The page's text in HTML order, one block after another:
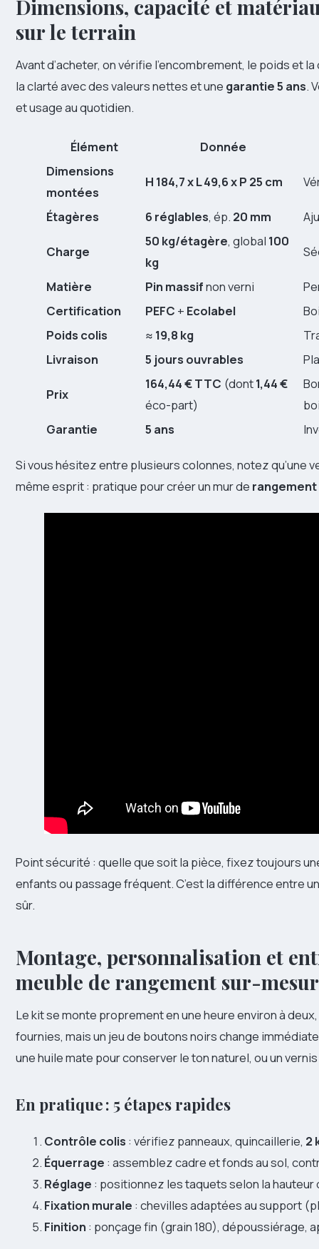
Dimensions, capacité et
sur le terrain
Avant d’acheter, on vérifie l’encombrement, le poids et
la clarté avec des valeurs nettes et une garantie 5 ans.
et usage au quotidien.
Élément
Donnée
Dimensions
montées
H 184,7 x L 49,6 x P 25 cm
Étagères 6 réglables, ép. 20 mm
Charge
50 kg/étagère, global 100
kg
Matière Pin massifnon verni
Certification
PEFC + Ecolabel
Poids colis
≈ 19,8 kg
Livraison
5 jours ouvrables
Prix
164,44 € TTC (dont1,44 €
éco-part)
Garantie
5 ans
Si vous hésitez entre plusieurs colonnes, notez qu’une
même esprit : pratique pour créer un mur de rangement
Point sécurité : quelle que soit la pièce, fixez toujours
enfants ou passage fréquent. C’est la différence entre
sûr.
Montage, personnalisation et
meuble de rangement sur-
Le kit se monte proprement en une heure environ à
fournies, mais un jeu de boutons noirs change
une huile mate pour conserver le ton naturel, ou un
En pratique : 5 étapes rapides
Contrôle colis : vérifiez panneaux, quincaillerie, 2
Équerrage : assemblez cadre et fonds au sol,
Réglage : positionnez les taquets selon la
Fixation murale : chevilles adaptées au support
Finition : ponçage fin (grain 180), dépoussiérage,